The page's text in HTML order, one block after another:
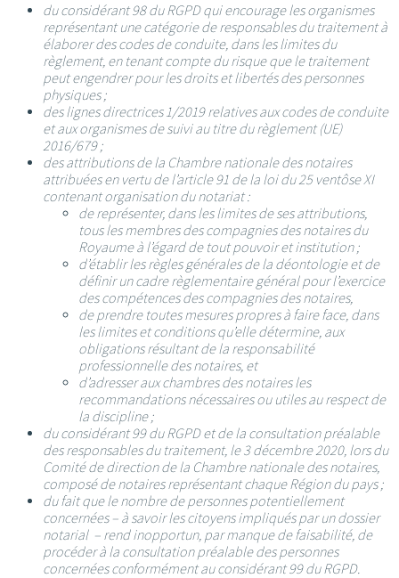
du considérant 98 du RGPD qui encourage les organismes
représentant une catégorie de responsables du traitement à
élaborer des codes de conduite, dans les limites du
règlement, en tenant compte du risque que le traitement
peut engendrer pour les droits et libertés des personnes
physiques ;
des lignes directrices 1/2019 relatives aux codes de conduite
et aux organismes de suivi au titre du règlement (UE)
2016/679 ;
des attributions de la Chambre nationale des notaires
attribuées en vertu de l’article 91 de la loi du 25 ventôse XI
contenant organisation du notariat :
de représenter, dans les limites de ses attributions,
tous les membres des compagnies des notaires du
Royaume à l’égard de tout pouvoir et institution ;
d’établir les règles générales de la déontologie et de
définir un cadre règlementaire général pour l’exercice
des compétences des compagnies des notaires,
de prendre toutes mesures propres à faire face, dans
les limites et conditions qu’elle détermine, aux
obligations résultant de la responsabilité
professionnelle des notaires, et
d’adresser aux chambres des notaires les
recommandations nécessaires ou utiles au respect de
la discipline ;
du considérant 99 du RGPD et de la consultation préalable
des responsables du traitement, le 3 décembre 2020, lors du
Comité de direction de la Chambre nationale des notaires,
composé de notaires représentant chaque Région du pays ;
du fait que le nombre de personnes potentiellement
concernées – à savoir les citoyens impliqués par un dossier
notarial – rend inopportun, par manque de faisabilité, de
procéder à la consultation préalable des personnes
concernées conformément au considérant 99 du RGPD.